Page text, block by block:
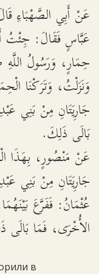
عَنْ أَبِي الصَّهْبَاءِ
عَبَّاسٍ فَقَالَ: جِئْتُ
حِمَارٍ، وَرَسُولُ
وَنَزَلْتُ، وَتَرَكْنَا
جَارِيَتَانِ مِنْ بَنِي
بَالَى ذَلِكَ.
عَنْ مَنْصُورٍ، بِهَذَا
جَارِيَتَانِ مِنْ بَنِي
عُثْمَانُ: فَفَرَّعَ
الأُخْرَى، فَمَا
в